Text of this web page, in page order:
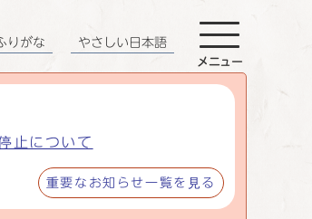
止について
重要なお知らせ一覧を見る
りがな やさしい日本語
メニュー